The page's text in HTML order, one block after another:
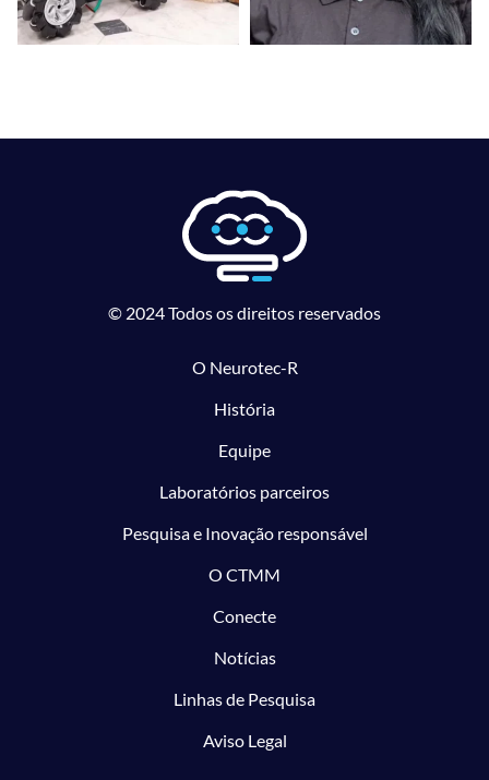
© 2024 Todos os direitos reservados
O Neurotec-R
História
Equipe
Laboratórios parceiros
Pesquisa e Inovação responsável
O CTMM
Conecte
Notícias
Linhas de Pesquisa
Aviso Legal